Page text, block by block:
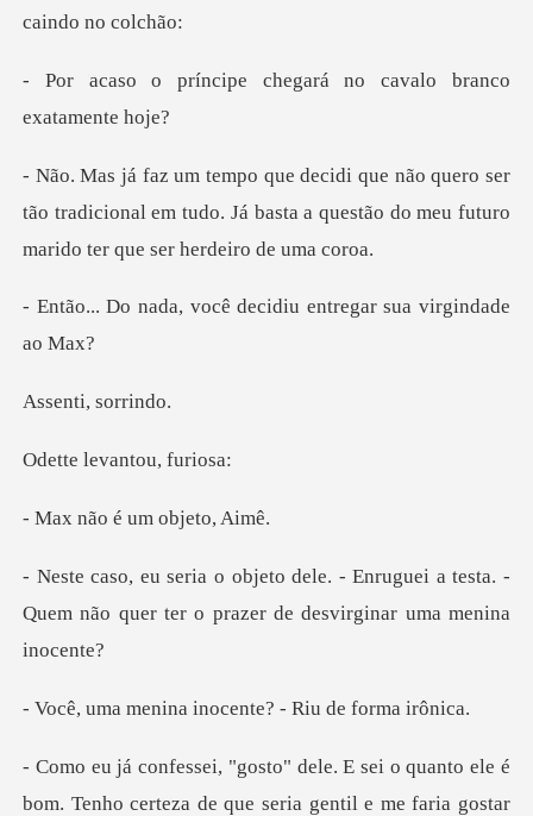
e chegará no cavalo b
ser
tão tradicional em tudo. Já basta a questão do m
ocê decidiu entregar
i, sor
evantou,
é um obj
Enruguei a testa. -
Quem não quer ter o
a inocente? - Riu
que seria gentil e me faria gostar